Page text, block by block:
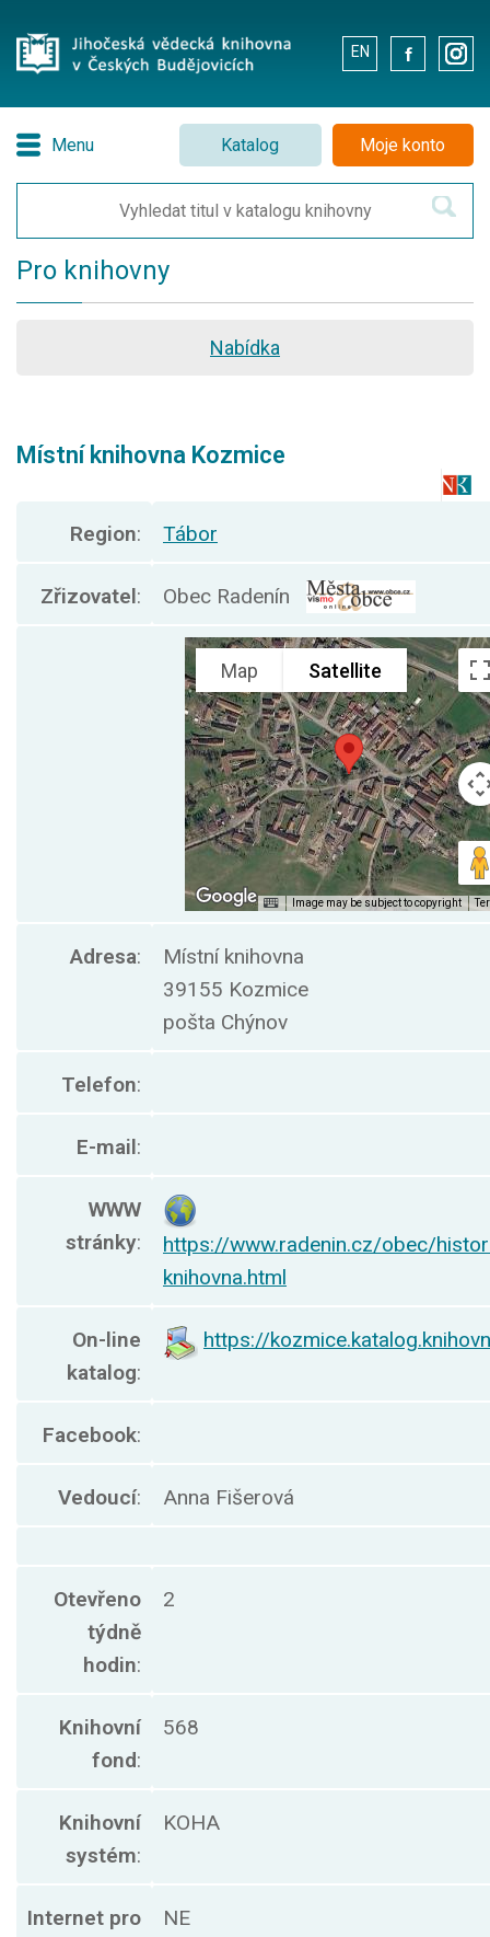
EN . .
Menu Katalog Moje konto
Pro knihovny
Nabídka
Místní knihovna Kozmice
Region: Tábor
Zřizovatel: Obec Radenín
Adresa:
Místní knihovna
39155 Kozmice
pošta Chýnov
Telefon:
E-mail:
WWW
stránky:
https://www.radenin.cz/obec/
knihovna.html
On-line
katalog:
https://
Facebook:
Vedoucí: Anna Fišerová
Otevřeno
týdně
hodin:
2
Knihovní
fond:
568
Knihovní
systém:
KOHA
Internet pro
NE